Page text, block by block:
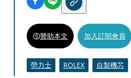
贊助本文 加入訂閱會員
勞力士 ROLEX 自製機芯